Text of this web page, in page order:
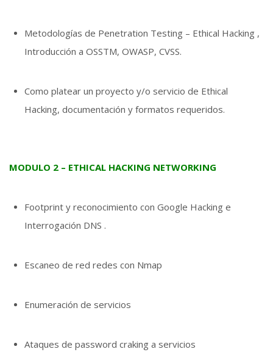
Metodologías de Penetration Testing – Ethical Hacking ,
Introducción a OSSTM, OWASP, CVSS.
Como platear un proyecto y/o servicio de Ethical
Hacking, documentación y formatos requeridos.
MODULO 2 – ETHICAL HACKING NETWORKING
Footprint y reconocimiento con Google Hacking e
Interrogación DNS .
Escaneo de red redes con Nmap
Enumeración de servicios
Ataques de password craking a servicios